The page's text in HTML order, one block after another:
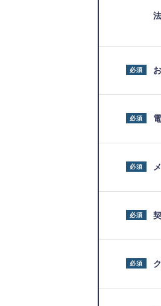
必須
必須
必須
必須
必須